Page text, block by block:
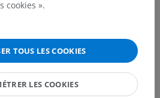
cookies ».
TOUS LES COOKIES
LES COOKIES